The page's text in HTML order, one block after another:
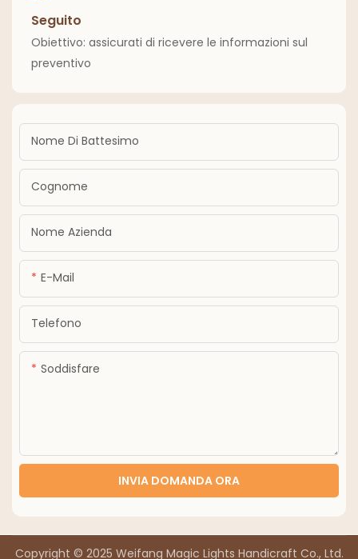
Seguito
Obiettivo: assicurati di ricevere le informazioni sul
preventivo
Nome Di Battesimo
Cognome
Nome Azienda
E-Mail
Telefono
Soddisfare
INVIA DOMANDA ORA
Copyright © 2025 Weifang Magic Lights Handicraft Co., Ltd.